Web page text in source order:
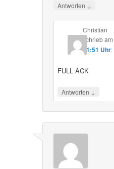
Antworten ↓
Christian
schriebam
21:51 Uhr:
FULL ACK
Antworten ↓